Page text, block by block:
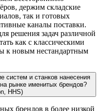
держим складские
так и готовых
каналы поставки.
решения задач различной
как с классическими
к новым нестандартным
систем и станков нанесения
рынке именитых брендов?
HHS)
брендов в более низкой